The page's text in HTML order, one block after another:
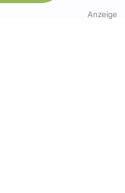
Anzeige